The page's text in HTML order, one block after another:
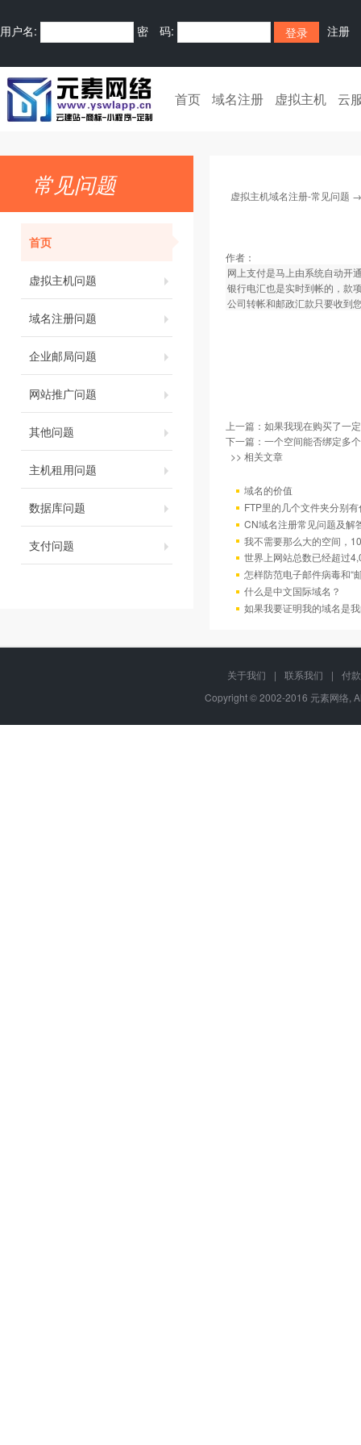
用户名: 密 码: 注册
首页 域名注册 虚拟主机 云
常见问题
首页
虚拟主机问题
域名注册问题
企业邮局问题
网站推广问题
其他问题
主机租用问题
数据库问题
支付问题
虚拟主机域名注册-常见问题
作者：
网上支付是马上由系统自动开
银行电汇也是实时到帐的，款
公司转帐和邮政汇款只要收到
上一篇： 如果我现在购买了一
下一篇： 一个空间能否绑定多
>> 相关文章
域名的价值
FTP里的几个文件夹分别
CN域名注册常见问题及解
我不需要那么大的空间，
世界上网站总数已经超过
怎样防范电子邮件病毒和“
什么是中文国际域名？
如果我要证明我的域名是
关于我们 | 联系我们 |
付
Copyright © 2002-2016 元素网络,